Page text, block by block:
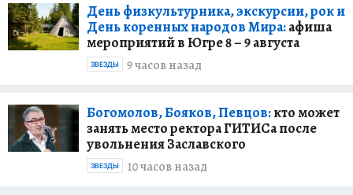
День физкультурника, экскурсии, рок и
День коренных народов Мира:афиша
мероприятий в Югре 8 – 9 августа
9 часов назад
ЗВЕЗДЫ
Богомолов, Бояков, Певцов:кто может
занять место ректора ГИТИСа после
увольнения Заславского
10 часов назад
ЗВЕЗДЫ